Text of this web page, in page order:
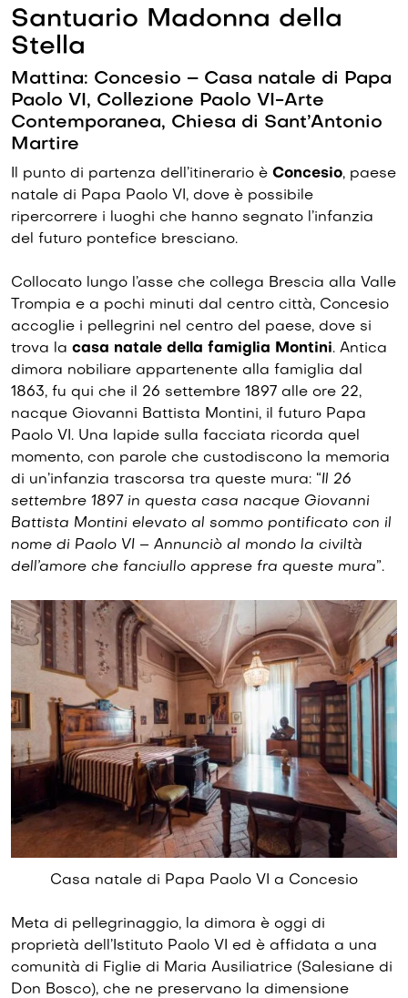
Santuario Madonna della
Stella
Mattina: Concesio – Casa natale di Papa
Paolo VI, Collezione Paolo VI-Arte
Contemporanea, Chiesa di Sant’Antonio
Martire
Il punto di partenza dell’itinerario è Concesio, paese
natale di Papa Paolo VI, dove è possibile
ripercorrere i luoghi che hanno segnato l’infanzia
del futuro pontefice bresciano.
Collocato lungo l’asse che collega Brescia alla Valle
Trompia e a pochi minuti dal centro città, Concesio
accoglie i pellegrini nel centro del paese, dove si
trova la casa natale della famiglia Montini. Antica
dimora nobiliare appartenente alla famiglia dal
1863, fu qui che il 26 settembre 1897 alle ore 22,
nacque Giovanni Battista Montini, il futuro Papa
Paolo VI. Una lapide sulla facciata ricorda quel
momento, con parole che custodiscono la memoria
di un’infanzia trascorsa tra queste mura: “Il 26
settembre 1897 in questa casa nacque Giovanni
Battista Montini elevato al sommo pontificato con il
nome di Paolo VI – Annunciò al mondo la civiltà
dell’amore che fanciullo apprese fra queste mura”.
Casa natale di Papa Paolo VI a Concesio
Meta di pellegrinaggio, la dimora è oggi di
proprietà dell’Istituto Paolo VI ed è affidata a una
comunità di Figlie di Maria Ausiliatrice (Salesiane di
Don Bosco), che ne preservano la dimensione